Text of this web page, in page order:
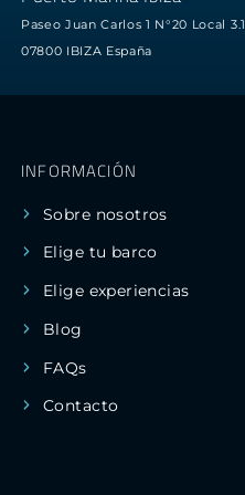
Paseo Juan Carlos 1 N°20 Local 3.1
07800 IBIZA España
INFORMACIÓN
Sobre nosotros
Elige tu barco
Elige experiencias
Blog
FAQs
Contacto